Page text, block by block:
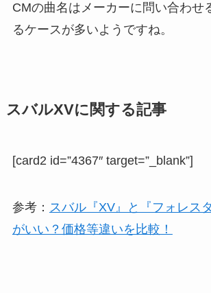
CMの曲名はメーカーに問い合わせ
るケースが多いようですね。
スバルXVに関する記事
[card2 id=”4367″ target=”_blank”]
参考： スバル『XV』と『フォレス
がいい？価格等違いを比較！